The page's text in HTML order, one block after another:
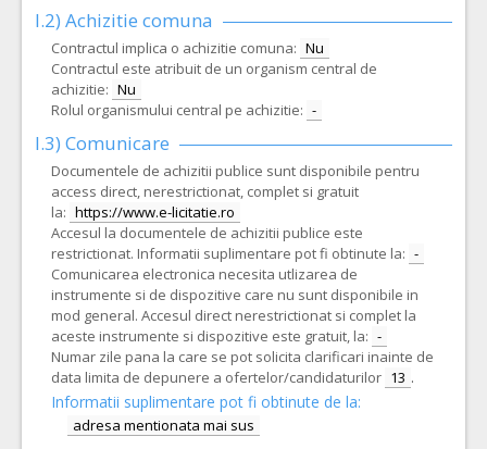
I.2) Achizitie comuna
Contractul implica o achizitie comuna: Nu
Contractul este atribuit de un organism central de
achizitie: Nu
Rolul organismului central pe achizitie: -
I.3) Comunicare
Documentele de achizitii publice sunt disponibile pentru
access direct, nerestrictionat, complet si gratuit
la: https://www.e-licitatie.ro
Accesul la documentele de achizitii publice este
restrictionat. Informatii suplimentare pot fi obtinute la: -
Comunicarea electronica necesita utlizarea de
instrumente si de dispozitive care nu sunt disponibile in
mod general. Accesul direct nerestrictionat si complet la
aceste instrumente si dispozitive este gratuit, la: -
Numar zile pana la care se pot solicita clarificari inainte de
data limita de depunere a ofertelor/candidaturilor 13 .
Informatii suplimentare pot fi obtinute de la:
adresa mentionata mai sus